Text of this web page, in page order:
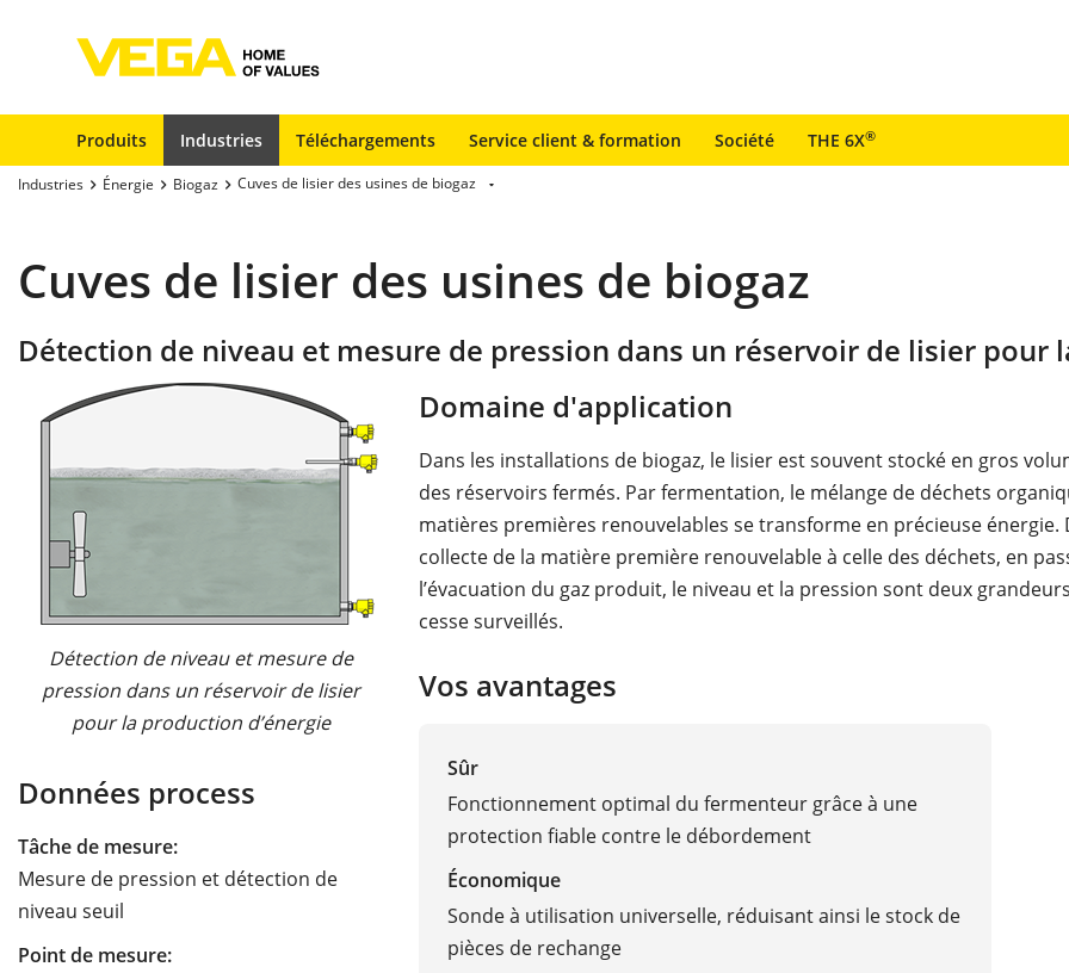
Produits Industries Téléchargements Service client & formation Société THE 6X®
Industries Énergie Biogaz Cuves de lisier des usines de biogaz
Cuves de lisier des usines de biogaz
Détection de niveau et mesure de pression dans un réservoir de lisier pour
Détection de niveau et mesure de
pression dans un réservoir de lisier
pour la production d’énergie
Données process
Tâche de mesure:
Mesure de pression et détection de
niveau seuil
Point de mesure:
Domaine d'application
Dans les installations de biogaz, le lisier est souvent stocké en gros
des réservoirs fermés. Par fermentation, le mélange de déchets
matières premières renouvelables se transforme en précieuse énergie.
collecte de la matière première renouvelable à celle des déchets, en
l’évacuation du gaz produit, le niveau et la pression sont deux
cesse surveillés.
Vos avantages
Sûr
Fonctionnement optimal du fermenteur grâce à une
protection fiable contre le débordement
Économique
Sonde à utilisation universelle, réduisant ainsi le stock de
pièces de rechange